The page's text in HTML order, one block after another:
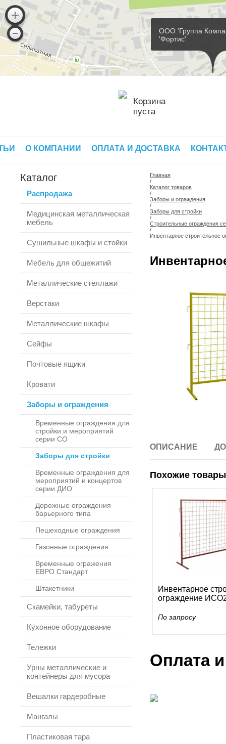
ООО 'Группа
'Фортис'
Корзина
пуста
О КОМПАНИИ ОПЛАТА И ДОСТАВКА
Каталог
Распродажа
Медицинская металлическая
мебель
Сушильные шкафы и стойки
Мебель для общежитий
Металлические стеллажи
Верстаки
Металлические шкафы
Сейфы
Почтовые ящики
Кровати
Заборы и ограждения
Временные ограждения для
стройки и мероприятий
серии СО
Заборы для стройки
Временные ограждения для
мероприятий и концертов
серии ДИО
Дорожные ограждения
барьерного типа
Пешеходные ограждения
Газонные ограждения
Временные огражения
ЕВРО Стандарт
Штакетники
Скамейки, табуреты
Кухонное оборудование
Тележки
Урны металлические и
контейнеры для мусора
Вешалки гардеробные
Мангалы
Пластиковая тара
Главная
/
Каталог товаров
/
Заборы и ограждения
/
Заборы для стройки
/
Строительные ограждения
/
Инвентарное строительное
ОПИСАНИЕ
Похожие
Инвентарное
ограждение
По запросу
Оплата